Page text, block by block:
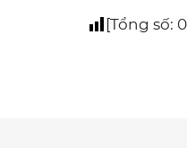
[Tổng số: 0